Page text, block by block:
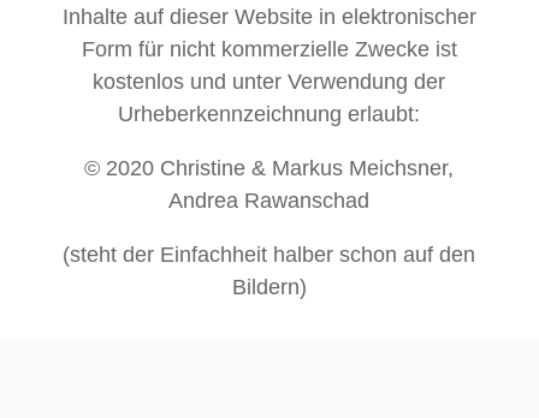
Inhalte auf dieser Website in elektronischer
Form für nicht kommerzielle Zwecke ist
kostenlos und unter Verwendung der
Urheberkennzeichnung erlaubt:
© 2020 Christine & Markus Meichsner,
Andrea Rawanschad
(steht der Einfachheit halber schon auf den
Bildern)